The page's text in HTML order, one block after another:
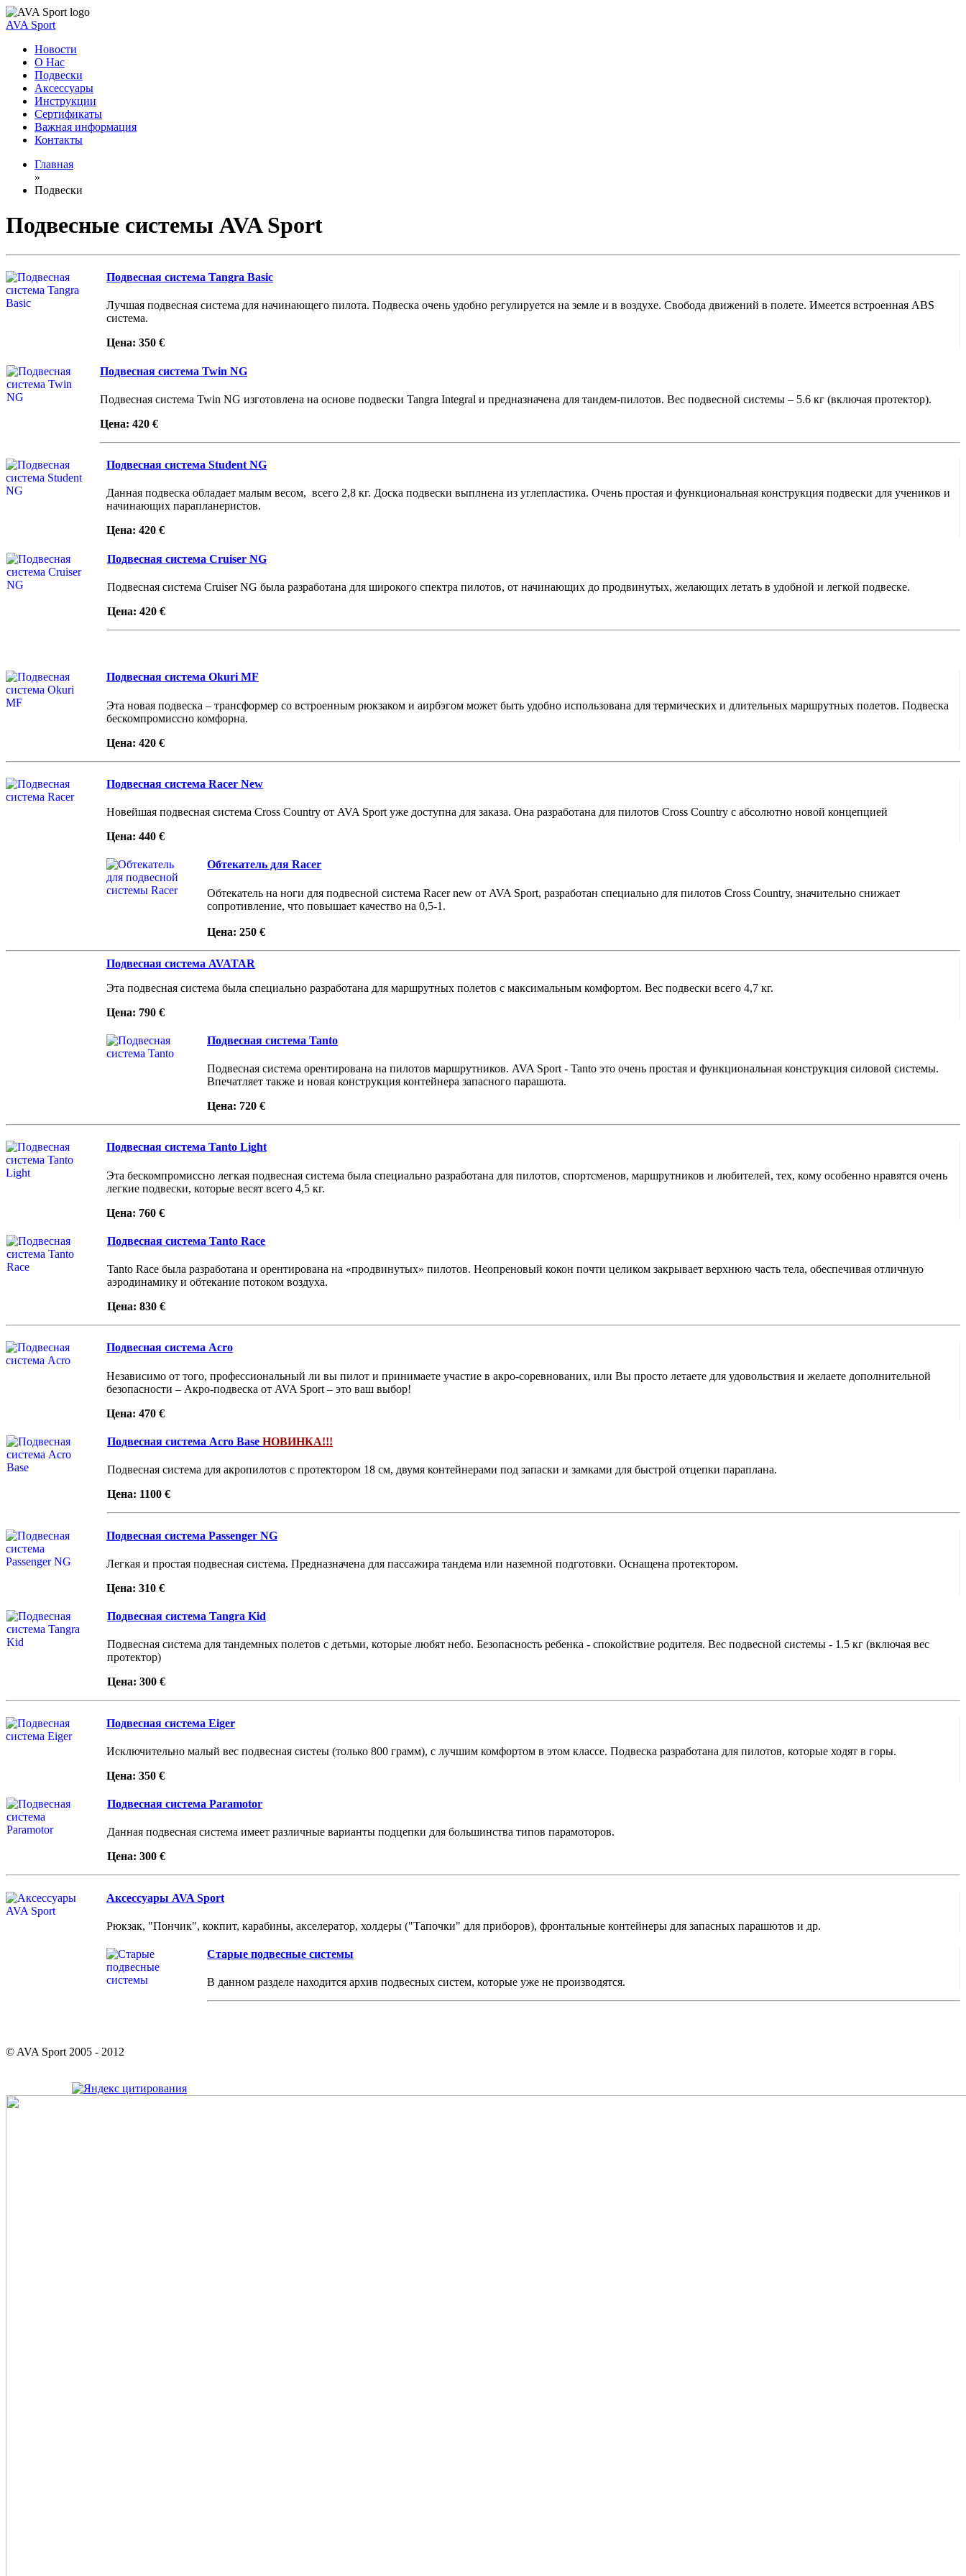
AVA Sport
Новости
О Нас
Подвески
Аксессуары
Инструкции
Сертификаты
Важная информация
Контакты
Главная
»
Подвески
Подвесные системы AVA Sport
Подвесная система Tangra Basic
Лучшая подвесная система для начинающего пилота. Подвеска очень удобно регулируется на земле и в воздухе. Свобода движений в полете. Имеется встроенная ABS
система.
Цена: 350 €
Подвесная система Twin NG
Подвесная система Twin NG изготовлена на основе подвески Tangra Integral и предназначена для тандем-пилотов. Вес подвесной системы – 5.6 кг (включая протектор).
Цена: 420 €
Подвесная система Student NG
Данная подвеска обладает малым весом, всего 2,8 кг. Доска подвески выплнена из углепластика. Очень простая и функциональная конструкция подвески для учеников и
начинающих парапланеристов.
Цена: 420 €
Подвесная система Cruiser NG
Подвесная система Cruiser NG была разработана для широкого спектра пилотов, от начинающих до продвинутых, желающих летать в удобной и легкой подвеске.
Цена: 420 €
Подвесная система Okuri MF
Эта новая подвеска – трансформер со встроенным рюкзаком и аирбэгом может быть удобно использована для термических и длительных маршрутных полетов. Подвеска
бескомпромиссно комфорна.
Цена: 420 €
Подвесная система Racer New
Новейшая подвесная система Cross Country от AVA Sport уже доступна для заказа. Она разработана для пилотов Cross Country с абсолютно новой концепцией
Цена: 440 €
Обтекатель для Racer
Обтекатель на ноги для подвесной система Racer new от AVA Sport, разработан специально для пилотов Cross Country, значительно снижает
сопротивление, что повышает качество на 0,5-1.
Цена: 250 €
Подвесная система AVATAR
Эта подвесная система была специально разработана для маршрутных полетов с максимальным комфортом. Вес подвески всего 4,7 кг.
Цена: 790 €
Подвесная система Tanto
Подвесная система орентирована на пилотов маршрутников. AVA Sport - Tanto это очень простая и функциональная конструкция силовой системы.
Впечатляет также и новая конструкция контейнера запасного парашюта.
Цена: 720 €
Подвесная система Tanto Light
Эта бескомпромиссно легкая подвесная система была специально разработана для пилотов, спортсменов, маршрутников и любителей, тех, кому особенно нравятся очень
легкие подвески, которые весят всего 4,5 кг.
Цена: 760 €
Подвесная система Tanto Race
Tanto Race была разработана и орентирована на «продвинутых» пилотов. Неопреновый кокон почти целиком закрывает верхнюю часть тела, обеспечивая отличную
аэродинамику и обтекание потоком воздуха.
Цена: 830 €
Подвесная система Acro
Независимо от того, профессиональный ли вы пилот и принимаете участие в акро-соревнованих, или Вы просто летаете для удовольствия и желаете дополнительной
безопасности – Акро-подвеска от AVA Sport – это ваш выбор!
Цена: 470 €
Подвесная система Acro Base НОВИНКА!!!
Подвесная система для акропилотов с протектором 18 см, двумя контейнерами под запаски и замками для быстрой отцепки параплана.
Цена: 1100 €
Подвесная система Passenger NG
Легкая и простая подвесная система. Предназначена для пассажира тандема или наземной подготовки. Оснащена протектором.
Цена: 310 €
Подвесная система Tangra Kid
Подвесная система для тандемных полетов с детьми, которые любят небо. Безопасность ребенка - спокойствие родителя. Вес подвесной системы - 1.5 кг (включая вес
протектор)
Цена: 300 €
Подвесная система Eiger
Исключительно малый вес подвесная систеы (только 800 грамм), с лучшим комфортом в этом классе. Подвеска разработана для пилотов, которые ходят в горы.
Цена: 350 €
Подвесная система Paramotor
Данная подвесная система имеет различные варианты подцепки для большинства типов парамоторов.
Цена: 300 €
Аксессуары AVA Sport
Рюкзак, "Пончик", кокпит, карабины, акселератор, холдеры ("Тапочки" для приборов), фронтальные контейнеры для запасных парашютов и др.
Старые подвесные системы
В данном разделе находится архив подвесных систем, которые уже не производятся.
© AVA Sport 2005 - 2012